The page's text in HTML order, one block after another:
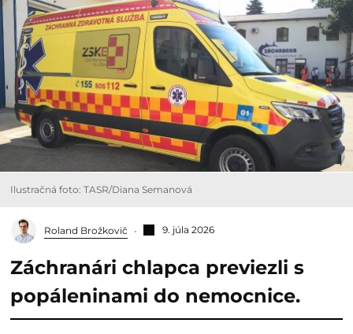
Ilustračná foto: TASR/Diana Semanová
Roland Brožkovič 9. júla 2026
Záchranári chlapca previezli s
popáleninami do nemocnice.